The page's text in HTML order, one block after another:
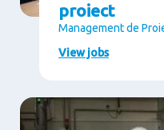
proiect
Management de
View jobs